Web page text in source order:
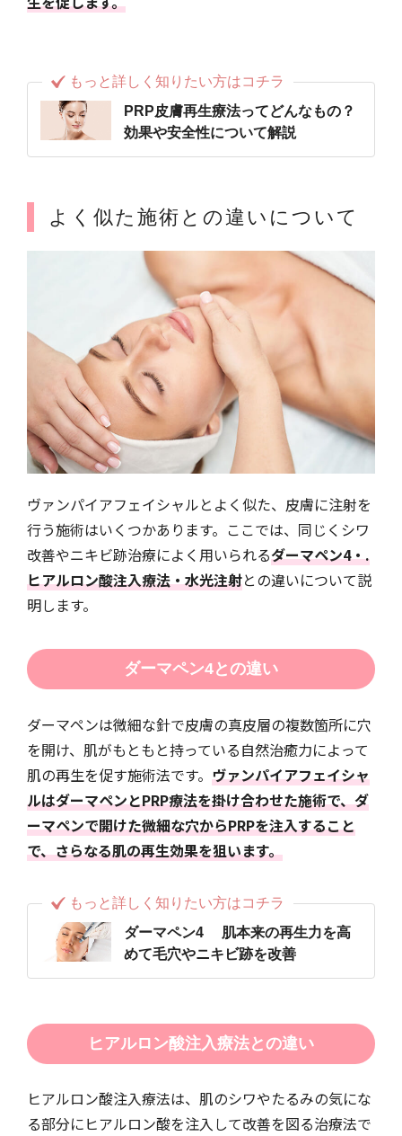
もっと詳しく知りたい方はコチラ
PRP皮膚再生療法ってどんなもの？
効果や安全性について解説
よく似た施術との違いについて
ヴァンパイアフェイシャルとよく似た、皮膚に注射を
行う施術はいくつかあります。ここでは、同じくシワ
改善やニキビ跡治療によく用いられるダーマペン4・.
ヒアルロン酸注入療法・水光注射との違いについて説
明します。
ダーマペン4との違い
ダーマペンは微細な針で皮膚の真皮層の複数箇所に穴
を開け、肌がもともと持っている自然治癒力によって
肌の再生を促す施術法です。 ヴァンパイアフェイシャ
ルはダーマペンとPRP療法を掛け合わせた施術で、ダ
ーマペンで開けた微細な穴からPRPを注入すること
で、さらなる肌の再生効果を狙います。
もっと詳しく知りたい方はコチラ
ダーマペン4 肌本来の再生力を高
めて毛穴やニキビ跡を改善
ヒアルロン酸注入療法との違い
ヒアルロン酸注入療法は、肌のシワやたるみの気にな
る部分にヒアルロン酸を注入して改善を図る治療法で